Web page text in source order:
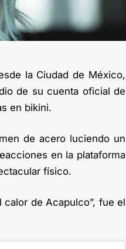
la Ciudad de México,
de su cuenta oficial de
en bikini.
de acero luciendo un
en la plataforma
físico.
de Acapulco”, fue el